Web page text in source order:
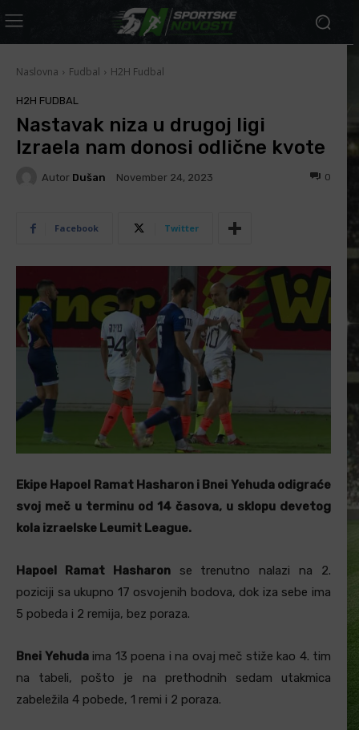
Naslovna Fudbal H2H Fudbal
H2H FUDBAL
Nastavak niza u drugoj ligi
Izraela nam donosi odlične kvote
Autor Dušan November 24, 2023 0
Facebook Twitter
Ekipe Hapoel Ramat Hasharon i Bnei Yehuda odigraće
svoj meč u terminu od 14 časova, u sklopu devetog
kola izraelske Leumit League.
Hapoel Ramat Hasharonse trenutno nalazi na 2.
poziciji sa ukupno 17 osvojenih bodova, dok iza sebe ima
5 pobeda i 2 remija, bez poraza.
Bnei Yehudaima 13 poena i na ovaj meč stiže kao 4. tim
na tabeli, pošto je na prethodnih sedam utakmica
zabeležila 4 pobede, 1 remi i 2 poraza.